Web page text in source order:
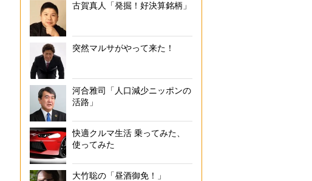
古賀真人「発掘！好決算銘柄」
突然マルサがやって来た！
河合雅司「人口減少ニッポンの
活路」
快適クルマ生活 乗ってみた、
使ってみた
大竹聡の「昼酒御免！」